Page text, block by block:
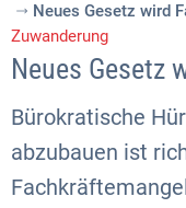
Neues Gesetz wird
Zuwanderung
Neues Gesetz
Bürokratische
abzubauen ist